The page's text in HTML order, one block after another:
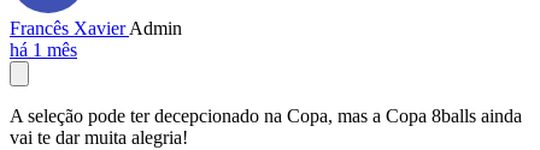
Francês XavierAdmin
há 1 mês
A seleção pode ter decepcionado na Copa, mas a Copa 8balls ainda
vai te dar muita alegria!